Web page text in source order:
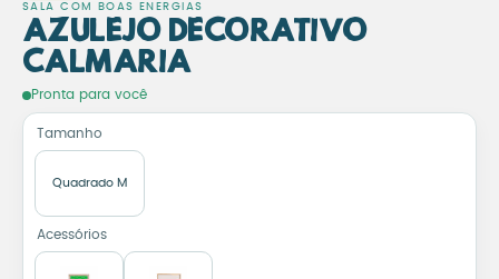
SALA COM BOAS ENERGIAS
Azulejo Decorativo
Calmaria
Azulejo Decorativo
Pronta para você
Tamanho
Quadrado M
Acessórios